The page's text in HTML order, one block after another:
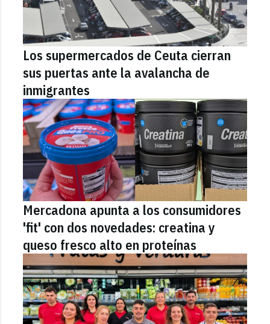
Los supermercados de Ceuta cierran
sus puertas ante la avalancha de
inmigrantes
Mercadona apunta a los consumidores
'fit' con dos novedades: creatina y
queso fresco alto en proteínas